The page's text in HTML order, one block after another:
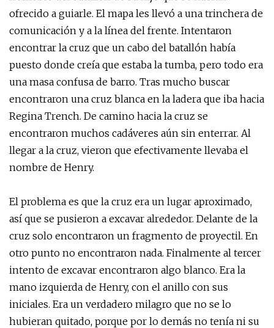
ofrecido a guiarle. El mapa les llevó a una trinchera de
comunicación y a la línea del frente. Intentaron
encontrar la cruz que un cabo del batallón había
puesto donde creía que estaba la tumba, pero todo era
una masa confusa de barro. Tras mucho buscar
encontraron una cruz blanca en la ladera que iba hacia
Regina Trench. De camino hacia la cruz se
encontraron muchos cadáveres aún sin enterrar. Al
llegar a la cruz, vieron que efectivamente llevaba el
nombre de Henry.
El problema es que la cruz era un lugar aproximado,
así que se pusieron a excavar alrededor. Delante de la
cruz solo encontraron un fragmento de proyectil. En
otro punto no encontraron nada. Finalmente al tercer
intento de excavar encontraron algo blanco. Era la
mano izquierda de Henry, con el anillo con sus
iniciales. Era un verdadero milagro que no se lo
hubieran quitado, porque por lo demás no tenía ni su